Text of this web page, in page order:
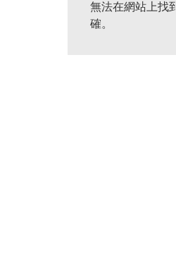
無法在網站上找
確。